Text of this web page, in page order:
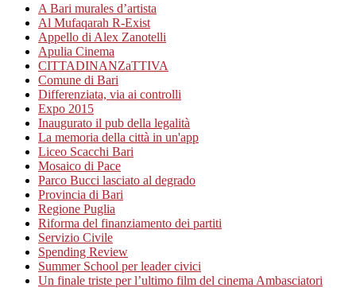
A Bari murales d’artista
Al Mufaqarah R-Exist
Appello di Alex Zanotelli
Apulia Cinema
CITTADINANZaTTIVA
Comune di Bari
Differenziata, via ai controlli
Expo 2015
Inaugurato il pub della legalità
La memoria della città in un'app
Liceo Scacchi Bari
Mosaico di Pace
Parco Bucci lasciato al degrado
Provincia di Bari
Regione Puglia
Riforma del finanziamento dei partiti
Servizio Civile
Spending Review
Summer School per leader civici
Un finale triste per l’ultimo film del cinema Ambasciatori